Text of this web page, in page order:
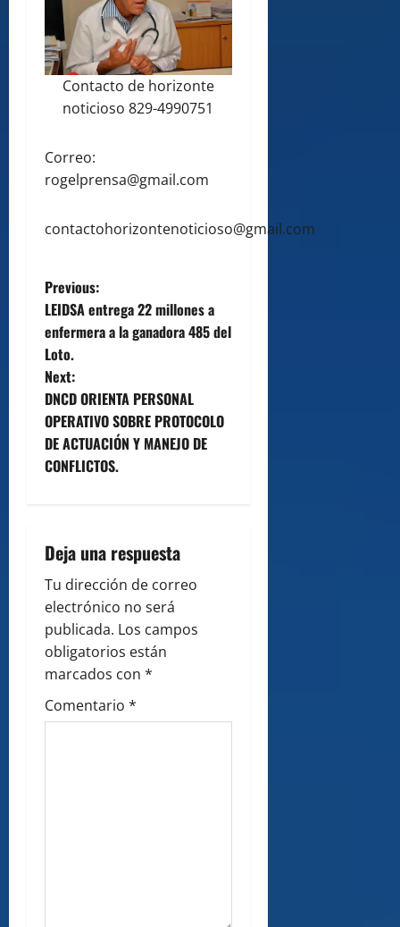
Contacto de horizonte
noticioso 829-4990751
Correo:
rogelprensa@gmail.com
contactohorizontenoticioso@gmail.com
P
o
s
t
n
a
i
g
a
t
i
Previous:
LEIDSA entrega 22 millones a
enfermera a la ganadora 485 del
Loto.
Next:
DNCD ORIENTA PERSONAL
OPERATIVO SOBRE PROTOCOLO
DE ACTUACIÓN Y MANEJO DE
CONFLICTOS.
Deja una respuesta
Tu dirección de correo
electrónico no será
publicada. Los campos
obligatorios están
marcados con *
Comentario *